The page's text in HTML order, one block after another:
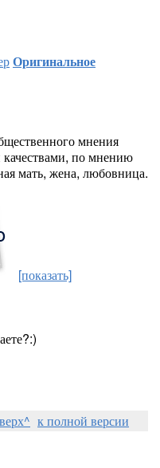
Оригинальное
мнения
по мнению
мать, жена, любовница.
[показать]
к полной версии